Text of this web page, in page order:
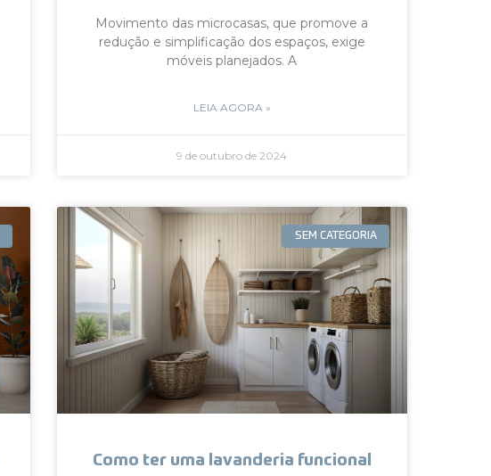
Movimento das microcasas, que promove a
redução e simplificação dos espaços, exige
móveis planejados. A
LEIA AGORA »
9 de outubro de 2024
SEM CATEGORIA
Como ter uma lavanderia funcional